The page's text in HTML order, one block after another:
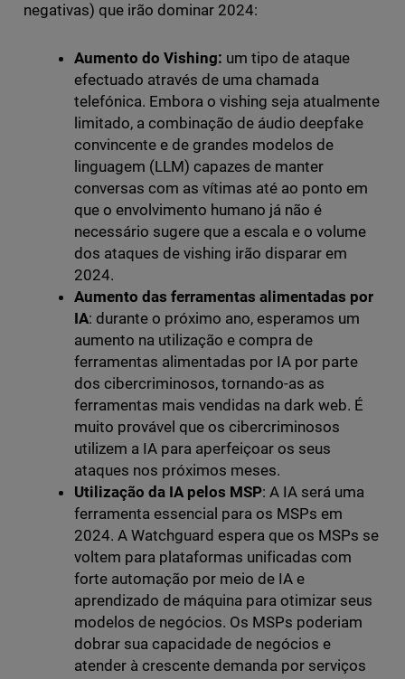
negativas) que irão dominar 2024:
Aumento do Vishing: um tipo de ataque
efectuado através de uma chamada
telefónica. Embora o vishing seja atualmente
limitado, a combinação de áudio deepfake
convincente e de grandes modelos de
linguagem (LLM) capazes de manter
conversas com as vítimas até ao ponto em
que o envolvimento humano já não é
necessário sugere que a escala e o volume
dos ataques de vishing irão disparar em
2024.
Aumento das ferramentas alimentadas por
IA: durante o próximo ano, esperamos um
aumento na utilização e compra de
ferramentas alimentadas por IA por parte
dos cibercriminosos, tornando-as as
ferramentas mais vendidas na dark web. É
muito provável que os cibercriminosos
utilizem a IA para aperfeiçoar os seus
ataques nos próximos meses.
Utilização da IA pelos MSP: A IA será uma
ferramenta essencial para os MSPs em
2024. A Watchguard espera que os MSPs se
voltem para plataformas unificadas com
forte automação por meio de IA e
aprendizado de máquina para otimizar seus
modelos de negócios. Os MSPs poderiam
dobrar sua capacidade de negócios e
atender à crescente demanda por serviços